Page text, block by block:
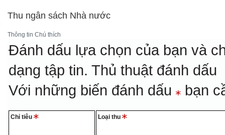
Thu ngân sách Nhà nước
Thông tin Chú thích
Đánh dấu lựa chọn của bạn và
dạng tập tin.Thủ thuật đánh dấu
Với những biến đánh dấu bạn
Chỉ tiêu Loại thu